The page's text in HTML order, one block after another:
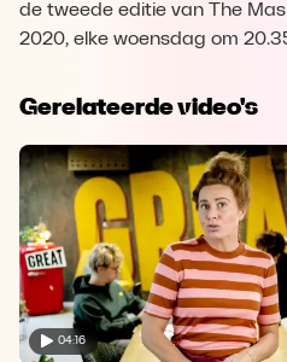
de tweede editie van The
2020, elke woensdag om
Gerelateerde video's
04:16